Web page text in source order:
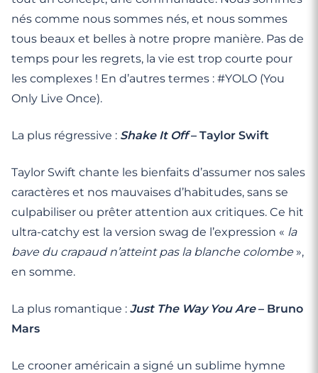
nés comme nous sommes nés, et nous sommes
tous beaux et belles à notre propre manière. Pas de
temps pour les regrets, la vie est trop courte pour
les complexes ! En d’autres termes : #YOLO (You
Only Live Once).
La plus régressive : Shake It Off– Taylor Swift
Taylor Swift chante les bienfaits d’assumer nos sales
caractères et nos mauvaises d’habitudes, sans se
culpabiliser ou prêter attention aux critiques. Ce hit
ultra-catchy est la version swag de l’expression « la
bave du crapaud n’atteint pas la blanche colombe»,
en somme.
La plus romantique : Just The Way You Are– Bruno
Mars
Le crooner américain a signé un sublime hymne